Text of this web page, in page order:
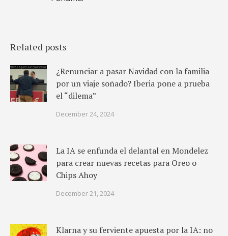
Related posts
¿Renunciar a pasar Navidad con la familia
por un viaje soñado? Iberia pone a prueba
el “dilema”
December 24, 2024
La IA se enfunda el delantal en Mondelez
para crear nuevas recetas para Oreo o
Chips Ahoy
December 21, 2024
Klarna y su ferviente apuesta por la IA: no